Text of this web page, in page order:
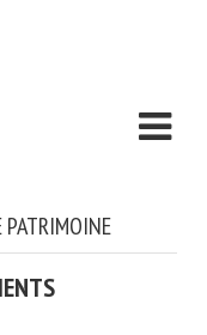
PATRIMOINE